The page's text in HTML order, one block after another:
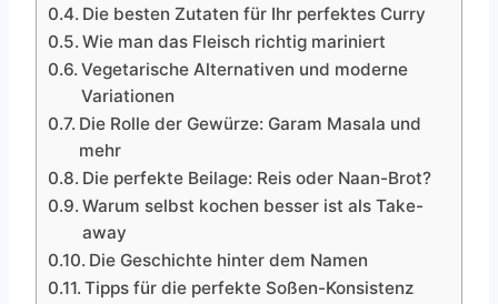
Die besten Zutaten für Ihr perfektes Curry
Wie man das Fleisch richtig mariniert
Vegetarische Alternativen und moderne
Variationen
Die Rolle der Gewürze: Garam Masala und
mehr
Die perfekte Beilage: Reis oder Naan-Brot?
Warum selbst kochen besser ist als Take-
away
Die Geschichte hinter dem Namen
Tipps für die perfekte Soßen-Konsistenz